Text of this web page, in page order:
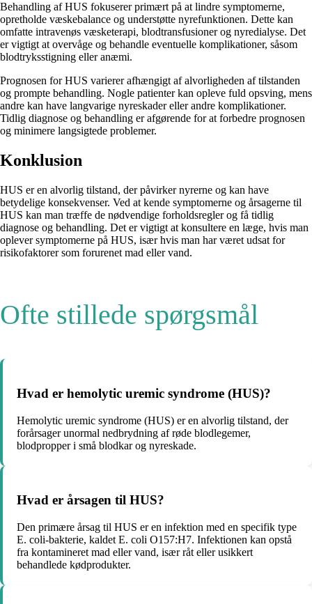
Behandling af HUS fokuserer primært på at lindre symptomerne,
opretholde væskebalance og understøtte nyrefunktionen. Dette kan
omfatte intravenøs væsketerapi, blodtransfusioner og nyredialyse. Det
er vigtigt at overvåge og behandle eventuelle komplikationer, såsom
blodtryksstigning eller anæmi.
Prognosen for HUS varierer afhængigt af alvorligheden af tilstanden
og prompte behandling. Nogle patienter kan opleve fuld opsving, mens
andre kan have langvarige nyreskader eller andre komplikationer.
Tidlig diagnose og behandling er afgørende for at forbedre prognosen
og minimere langsigtede problemer.
Konklusion
HUS er en alvorlig tilstand, der påvirker nyrerne og kan have
betydelige konsekvenser. Ved at kende symptomerne og årsagerne til
HUS kan man træffe de nødvendige forholdsregler og få tidlig
diagnose og behandling. Det er vigtigt at konsultere en læge, hvis man
oplever symptomerne på HUS, især hvis man har været udsat for
risikofaktorer som forurenet mad eller vand.
Ofte stillede spørgsmål
Hvad er hemolytic uremic syndrome (HUS)?
Hemolytic uremic syndrome (HUS) er en alvorlig tilstand, der
forårsager unormal nedbrydning af røde blodlegemer,
blodpropper i små blodkar og nyreskade.
Hvad er årsagen til HUS?
Den primære årsag til HUS er en infektion med en specifik type
E. coli-bakterie, kaldet E. coli O157:H7. Infektionen kan opstå
fra kontamineret mad eller vand, især råt eller usikkert
behandlede kødprodukter.